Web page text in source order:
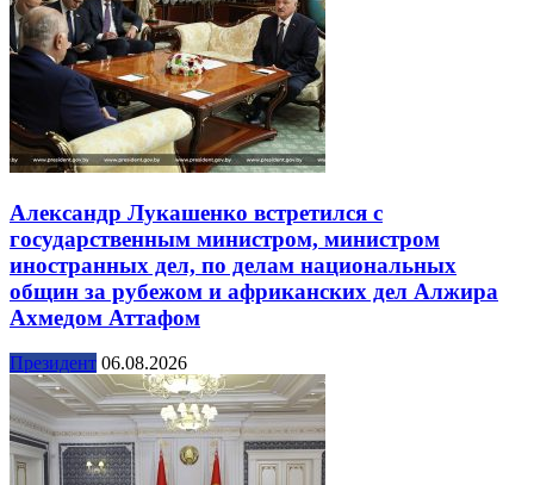
Александр Лукашенко встретился с
государственным министром, министром
иностранных дел, по делам национальных
общин за рубежом и африканских дел Алжира
Ахмедом Аттафом
Президент 06.08.2026